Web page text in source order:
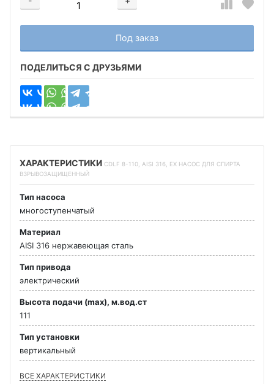
Добавляется...
Под заказ
Добавлен
ПОДЕЛИТЬСЯ С ДРУЗЬЯМИ
ХАРАКТЕРИСТИКИ CDLF 8-110, AISI 316, EX НАСОС ДЛЯ СПИРТА
ВЗРЫВОЗАЩИЩЕННЫЙ
Тип насоса
многоступенчатый
Материал
AISI 316 нержавеющая сталь
Тип привода
электрический
Высота подачи (max), м.вод.ст
111
Тип установки
вертикальный
ВСЕ ХАРАКТЕРИСТИКИ